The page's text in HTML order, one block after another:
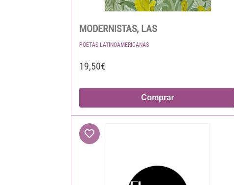
MODERNISTAS, LAS
POETAS LATINOAMERICANAS
19,50€
Comprar